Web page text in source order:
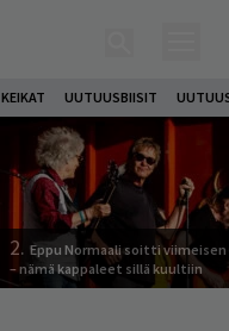
KEIKAT UUTUUSBIISIT
2. Eppu Normaali soitti viimeisen
– nämä kappaleet sillä kuultiin